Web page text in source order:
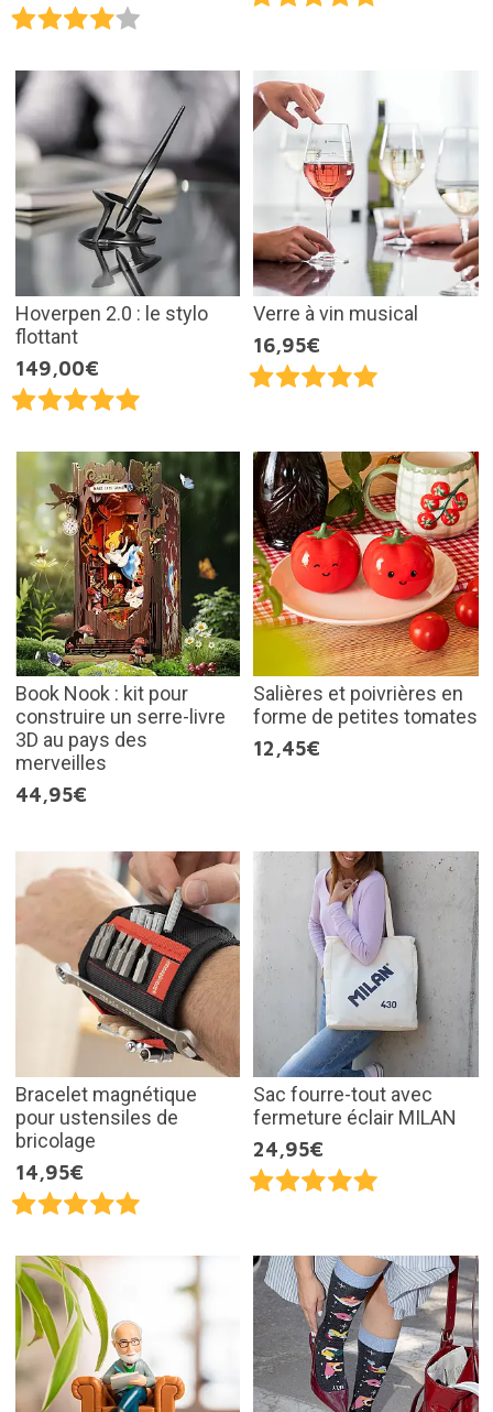
Hoverpen 2.0 : le stylo
flottant
149,00€
Verre à vin musical
16,95€
Book Nook : kit pour
construire un serre-livre
3D au pays des
merveilles
44,95€
Salières et poivrières en
forme de petites tomates
12,45€
Bracelet magnétique
pour ustensiles de
bricolage
14,95€
Sac fourre-tout avec
fermeture éclair MILAN
24,95€